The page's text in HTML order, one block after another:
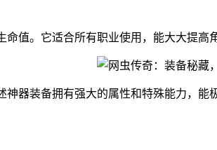
值。它适合所有职业使用，能大大提高
器装备拥有强大的属性和特殊能力，